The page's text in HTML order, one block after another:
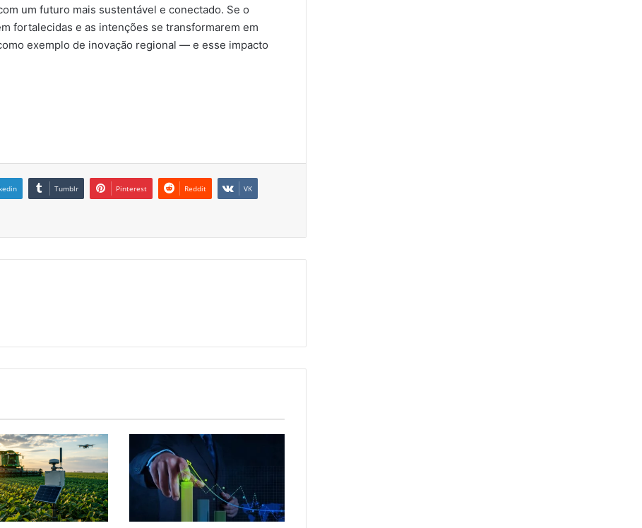
um futuro mais sustentável e conectado. Se o
fortalecidas e as intenções se transformarem em
exemplo de inovação regional — e esse impacto
Tumblr Pinterest Reddit VK